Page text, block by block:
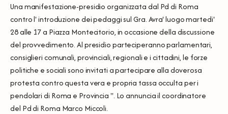
Una manifestazione-presidio organizzata dal Pd di Roma
contro l' introduzione dei pedaggi sul Gra. Avra' luogo martedi'
28 alle 17 a Piazza Montecitorio, in occasione della discussione
del provvedimento. Al presidio parteciperanno parlamentari,
consiglieri comunali, provinciali, regionali e i cittadini, le forze
politiche e sociali sono invitati a partecipare alla doverosa
protesta contro questa vera e propria tassa occulta per i
pendolari di Roma e Provincia ''. Lo annuncia il coordinatore
del Pd di Roma Marco Miccoli.